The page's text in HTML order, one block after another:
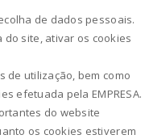
de dados pessoais.
do site, ativar os cookies
de utilização, bem como
efetuada pela EMPRESA.
do website
os cookies estiverem